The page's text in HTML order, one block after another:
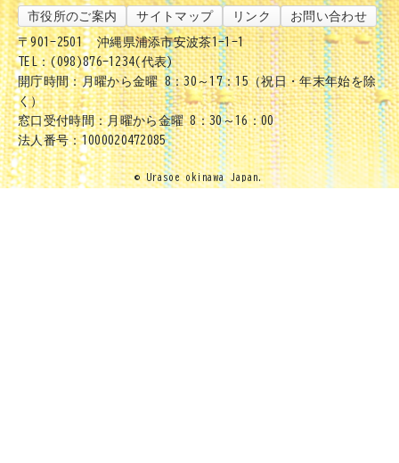
市役所のご案内 サイトマップ リンク お問い合わせ
〒901-2501
沖縄県浦添市安波茶1-1-1
TEL：(098)876-1234(代表)
開庁時間：月曜から金曜 8：30～17：15（祝日・年末年始を除
く）
窓口受付時間：月曜から金曜 8：30～16：00
法人番号：1000020472085
© Urasoe okinawa Japan.